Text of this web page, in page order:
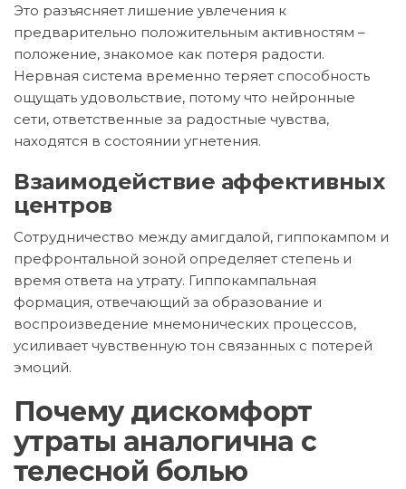
Это разъясняет лишение увлечения к
предварительно положительным активностям –
положение, знакомое как потеря радости.
Нервная система временно теряет способность
ощущать удовольствие, потому что нейронные
сети, ответственные за радостные чувства,
находятся в состоянии угнетения.
Взаимодействие аффективных
центров
Сотрудничество между амигдалой, гиппокампом и
префронтальной зоной определяет степень и
время ответа на утрату. Гиппокампальная
формация, отвечающий за образование и
воспроизведение мнемонических процессов,
усиливает чувственную тон связанных с потерей
эмоций.
Почему дискомфорт
утраты аналогична с
телесной болью